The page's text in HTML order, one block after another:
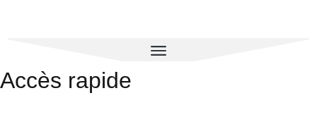
Accès rapide